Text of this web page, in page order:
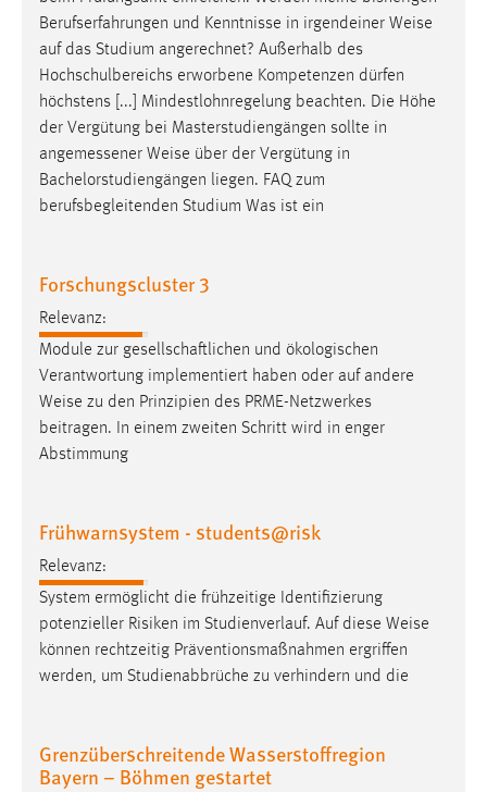
Berufserfahrungen und Kenntnisse in irgendeiner Weise
auf das Studium angerechnet? Außerhalb des
Hochschulbereichs erworbene Kompetenzen dürfen
höchstens [...] Mindestlohnregelung beachten. Die Höhe
der Vergütung bei Masterstudiengängen sollte in
angemessener Weise über der Vergütung in
Bachelorstudiengängen liegen. FAQ zum
berufsbegleitenden Studium Was ist ein
Forschungscluster 3
Relevanz:
Module zur gesellschaftlichen und ökologischen
Verantwortung implementiert haben oder auf andere
Weise zu den Prinzipien des PRME-Netzwerkes
beitragen. In einem zweiten Schritt wird in enger
Abstimmung
Frühwarnsystem - students@risk
Relevanz:
System ermöglicht die frühzeitige Identifizierung
potenzieller Risiken im Studienverlauf. Auf diese Weise
können rechtzeitig Präventionsmaßnahmen ergriffen
werden, um Studienabbrüche zu verhindern und die
Grenzüberschreitende Wasserstoffregion
Bayern – Böhmen gestartet